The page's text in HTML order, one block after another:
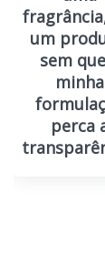
fragrância,
um
sem
minha
perca